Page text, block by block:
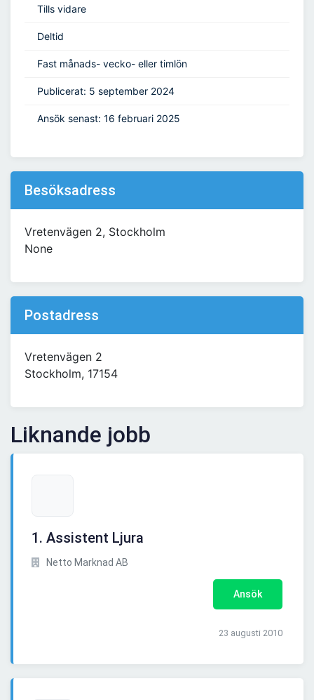
Tills vidare
Deltid
Fast månads- vecko- eller timlön
Publicerat: 5 september 2024
Ansök senast: 16 februari 2025
Besöksadress
Vretenvägen 2, Stockholm
None
Postadress
Vretenvägen 2
Stockholm, 17154
Liknande jobb
1. Assistent Ljura
Netto Marknad AB
Ansök
23 augusti 2010